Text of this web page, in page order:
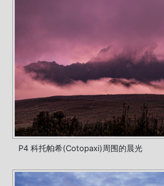
P4 科托帕希(Cotopaxi)周围的晨光